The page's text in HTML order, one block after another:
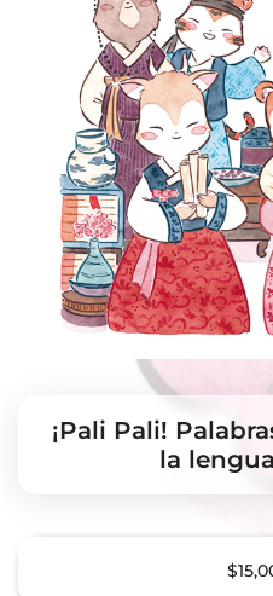
¡Pali Pali!
la
$